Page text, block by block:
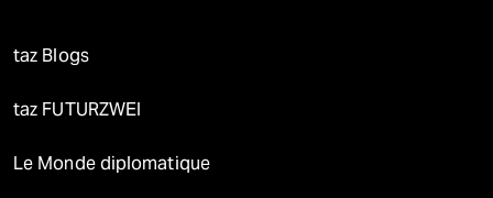
taz Blogs
taz FUTURZWEI
Le Monde diplomatique